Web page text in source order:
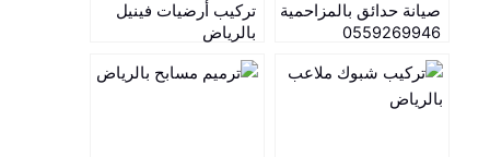
صيانة حدائق بالمزاحمية
0559269946
تركيب أرضيات فينيل
بالرياض